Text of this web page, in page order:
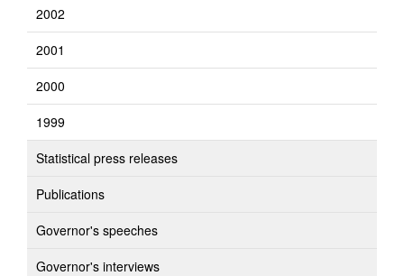
2002
2001
2000
1999
Statistical press releases
Publications
Governor's speeches
Governor's interviews